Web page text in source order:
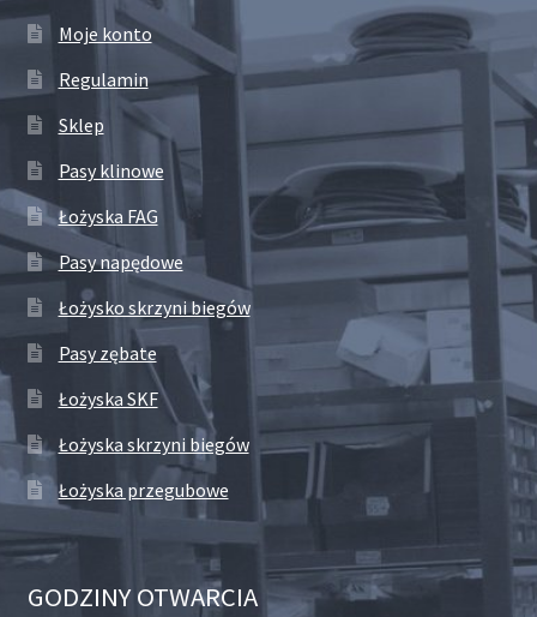
Moje konto
Regulamin
Sklep
Pasy klinowe
Łożyska FAG
Pasy napędowe
Łożysko skrzyni biegów
Pasy zębate
Łożyska SKF
Łożyska skrzyni biegów
Łożyska przegubowe
GODZINY OTWARCIA